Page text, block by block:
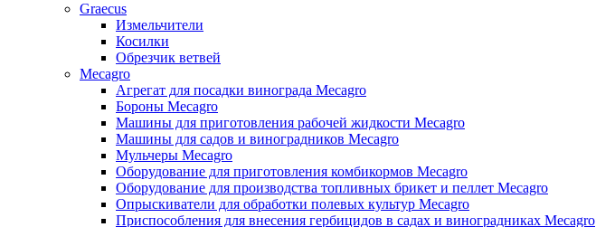
Graecus
Измельчители
Косилки
Обрезчик ветвей
Mecagro
Агрегат для посадки винограда Mecagro
Бороны Mecagro
Машины для приготовления рабочей жидкости Mecagro
Машины для садов и виноградников Mecagro
Мульчеры Mecagro
Оборудование для приготовления комбикормов Mecagro
Оборудование для производства топливных брикет и пеллет Mecagro
Опрыскиватели для обработки полевых культур Mecagro
Приспособления для внесения гербицидов в садах и виноградниках Mecagro